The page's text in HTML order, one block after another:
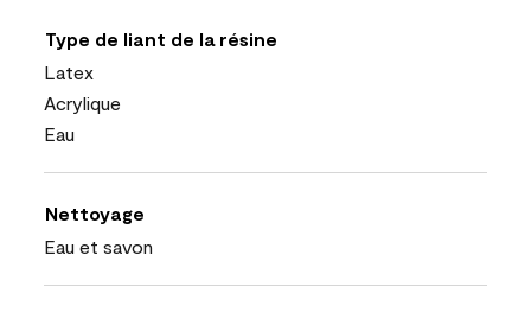
Type de liant de la résine
Latex
Acrylique
Eau
Nettoyage
Eau et savon